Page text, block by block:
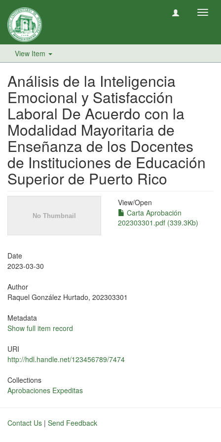
View Item
Análisis de la Inteligencia
Emocional y Satisfacción
Laboral De Acuerdo con la
Modalidad Mayoritaria de
Enseñanza de los Docentes
de Instituciones de Educación
Superior de Puerto Rico
View/Open
Carta Aprobación
202303301.pdf (339.3Kb)
Date
2023-03-30
Author
Raquel González Hurtado, 202303301
Metadata
Show full item record
URI
http://hdl.handle.net/123456789/7474
Collections
Aprobaciones Expeditas
Contact Us | Send Feedback